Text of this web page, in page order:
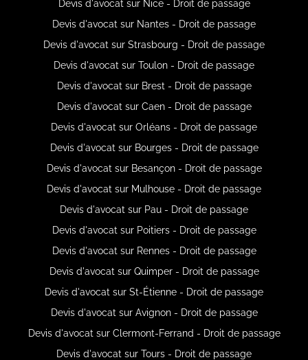
Devis d'avocat sur Nice - Droit de passage
Devis d'avocat sur Nantes - Droit de passage
Devis d'avocat sur Strasbourg - Droit de passage
Devis d'avocat sur Toulon - Droit de passage
Devis d'avocat sur Brest - Droit de passage
Devis d'avocat sur Caen - Droit de passage
Devis d'avocat sur Orléans - Droit de passage
Devis d'avocat sur Bourges - Droit de passage
Devis d'avocat sur Besançon - Droit de passage
Devis d'avocat sur Mulhouse - Droit de passage
Devis d'avocat sur Pau - Droit de passage
Devis d'avocat sur Poitiers - Droit de passage
Devis d'avocat sur Rennes - Droit de passage
Devis d'avocat sur Quimper - Droit de passage
Devis d'avocat sur St-Étienne - Droit de passage
Devis d'avocat sur Avignon - Droit de passage
Devis d'avocat sur Clermont-Ferrand - Droit de passage
Devis d'avocat sur Tours - Droit de passage